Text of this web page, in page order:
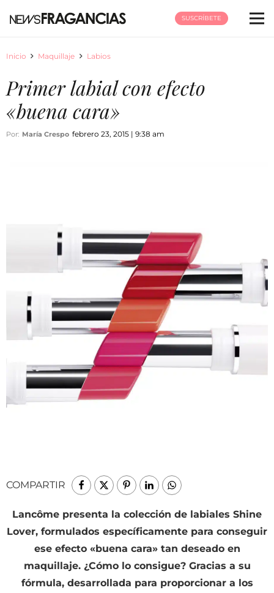
SUSCRÍBETE
Inicio Maquillaje Labios
Primer labial con efecto
«buena cara»
Por: María Crespo febrero 23, 2015 | 9:38 am
COMPARTIR
Lancôme presenta la colección de labiales Shine
Lover, formulados específicamente para conseguir
ese efecto «buena cara» tan deseado en
maquillaje. ¿Cómo lo consigue? Gracias a su
fórmula, desarrollada para proporcionar a los